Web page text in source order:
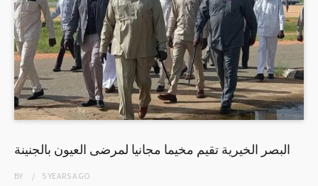
البصر الخيرية تقيم مخيما مجانيا لمرضى العيون بالجنينة
BY 5 YEARSAGO